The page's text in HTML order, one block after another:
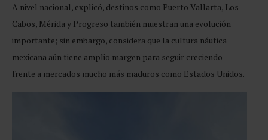
A nivel nacional, explicó, destinos como Puerto Vallarta, Los
Cabos, Mérida y Progreso también muestran una evolución
importante; sin embargo, considera que la cultura náutica
mexicana aún tiene amplio margen para seguir creciendo
frente a mercados mucho más maduros como Estados Unidos.